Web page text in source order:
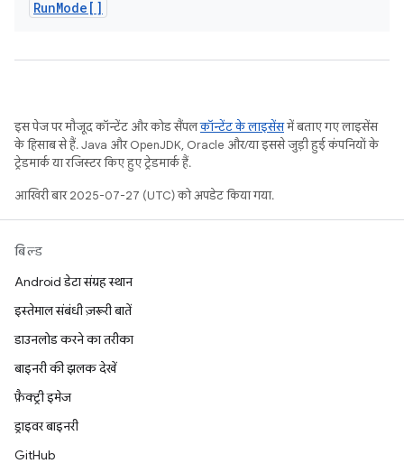
RunMode[]
इस पेज पर मौजूद कॉन्टेंट और कोड सैंपलकॉन्टेंट के लाइसेंसमें बताए गए लाइसेंस
के हिसाब से हैं. Java और OpenJDK, Oracle और/या इससे जुड़ी हुई कंपनियों के
ट्रेडमार्क या रजिस्टर किए हुए ट्रेडमार्क हैं.
आखिरी बार 2025-07-27 (UTC) को अपडेट किया गया.
बिल्ड
Android डेटा संग्रह स्थान
इस्तेमाल संबंधी ज़रूरी बातें
डाउनलोड करने का तरीका
बाइनरी की झलक देखें
फ़ैक्ट्री इमेज
ड्राइवर बाइनरी
GitHub